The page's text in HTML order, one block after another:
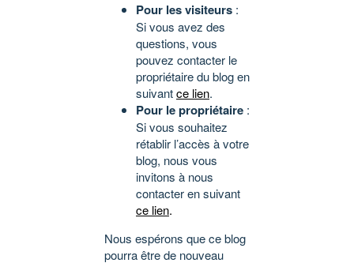
Pour les visiteurs :
Si vous avez des
questions, vous
pouvez contacter le
propriétaire du blog en
suivantce lien.
Pour le propriétaire :
Si vous souhaitez
rétablir l’accès à votre
blog, nous vous
invitons à nous
contacter en suivant
ce lien.
Nous espérons que ce blog
pourra être de nouveau